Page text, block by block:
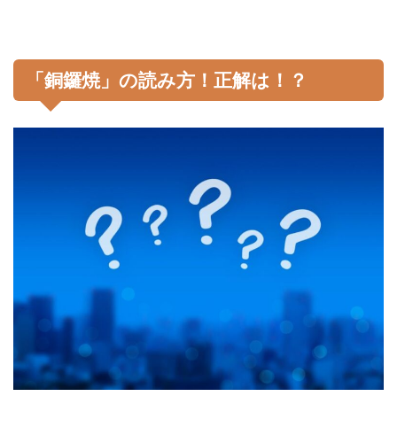
「銅鑼焼」の読み方！正解は！？